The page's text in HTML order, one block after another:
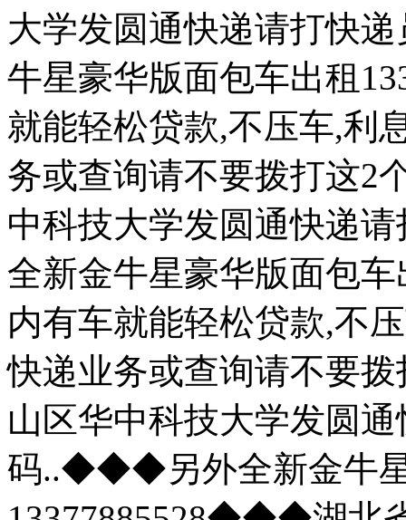
大学发圆通快递请打快
牛星豪华版面包车出租
就能轻松贷款,不压车,
务或查询请不要拨打这2
中科技大学发圆通快递
全新金牛星豪华版面包
内有车就能轻松贷款,不
快递业务或查询请不要
山区华中科技大学发圆
码..◆◆◆另外全新金牛